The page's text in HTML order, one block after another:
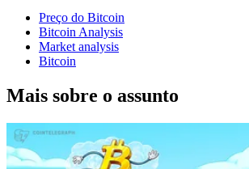
Preço do Bitcoin
Bitcoin Analysis
Market analysis
Bitcoin
Mais sobre o assunto